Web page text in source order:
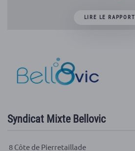
LIRE LE RAPPORT
Syndicat Mixte Bellovic
8 Côte de Pierretaillade